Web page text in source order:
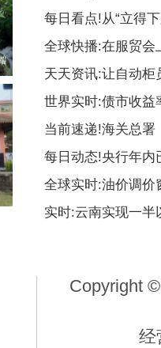
每日看点!从“立得
全球快播:在服贸会
天天资讯:让自动柜
世界实时:债市收益
当前速递!海关总署
每日动态!央行年内
全球实时:油价调价
实时:云南实现一半
Copyright
经